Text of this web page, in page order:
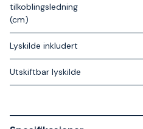
tilkoblingsledning
(cm)
Lyskilde inkludert
Utskiftbar lyskilde